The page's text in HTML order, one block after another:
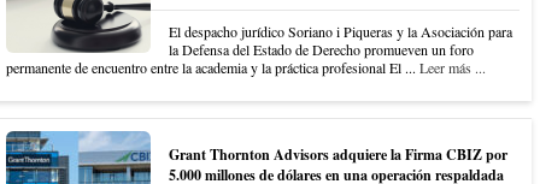
El despacho jurídico Soriano i Piqueras y la Asociación para
la Defensa del Estado de Derecho promueven un foro
permanente de encuentro entre la academia y la práctica profesional El ... Leer más ...
Grant Thornton Advisors adquiere la Firma CBIZ por
5.000 millones de dólares en una operación respaldada